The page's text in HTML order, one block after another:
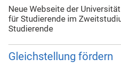
Neue Webseite der
für Studierende im
Studierende
Gleichstellung fördern